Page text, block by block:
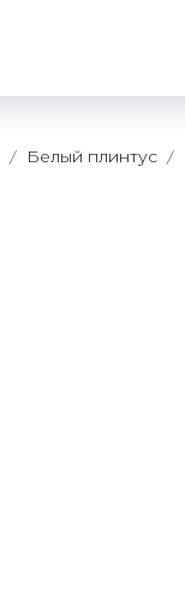
Белый плинтус